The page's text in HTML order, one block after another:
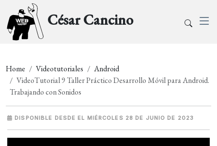
César Cancino
Home Videotutoriales
Android
VideoTutorial 9 Taller Práctico Desarrollo Móvil para Android.
Trabajando con Sonidos
DISPONIBLE DESDE EL MIÉRCOLES 28 DE JUNIO DE 2023